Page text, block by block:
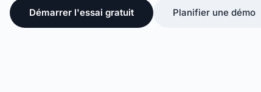
Démarrer l'essai gratuit Planifier une démo